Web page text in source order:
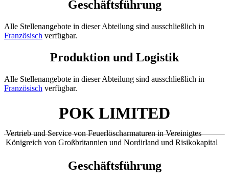
Geschäftsführung
Alle Stellenangebote in dieser Abteilung sind ausschließlich in
Französisch verfügbar.
Produktion und Logistik
Alle Stellenangebote in dieser Abteilung sind ausschließlich in
Französisch verfügbar.
POK LIMITED
Vertrieb und Service von Feuerlöscharmaturen in Vereinigtes
Königreich von Großbritannien und Nordirland und Risikokapital
Geschäftsführung